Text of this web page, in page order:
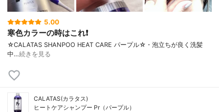
5.00
寒色カラーの時はこれ❗
☆CALATAS SHANPOO HEAT CARE パープル☆・泡立ちが良く洗髪
中…続きを見る
CALATAS(カラタス)
ヒートケアシャンプー Pr（パープル）